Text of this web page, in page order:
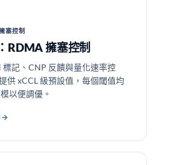
塞控制
RDMA 擁塞控制
標記、CNP 反饋與量化速率控
供 xCCL 級預設值，每個閾值均
以便調優。
→